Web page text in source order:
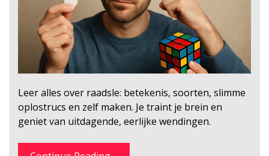
Leer alles over raadsle: betekenis, soorten, slimme
oplostrucs en zelf maken. Je traint je brein en
geniet van uitdagende, eerlijke wendingen.